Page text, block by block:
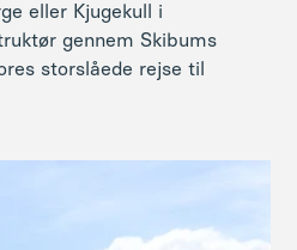
eller Kjugekull i
gennem Skibums
storslåede rejse til